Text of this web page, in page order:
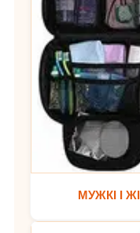
МУЖКІ І